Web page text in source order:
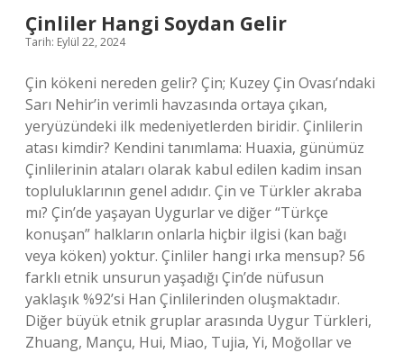
Çinliler Hangi Soydan Gelir
Tarih: Eylül 22, 2024
Çin kökeni nereden gelir? Çin; Kuzey Çin Ovası’ndaki
Sarı Nehir’in verimli havzasında ortaya çıkan,
yeryüzündeki ilk medeniyetlerden biridir. Çinlilerin
atası kimdir? Kendini tanımlama: Huaxia, günümüz
Çinlilerinin ataları olarak kabul edilen kadim insan
topluluklarının genel adıdır. Çin ve Türkler akraba
mı? Çin’de yaşayan Uygurlar ve diğer “Türkçe
konuşan” halkların onlarla hiçbir ilgisi (kan bağı
veya köken) yoktur. Çinliler hangi ırka mensup? 56
farklı etnik unsurun yaşadığı Çin’de nüfusun
yaklaşık %92’si Han Çinlilerinden oluşmaktadır.
Diğer büyük etnik gruplar arasında Uygur Türkleri,
Zhuang, Mançu, Hui, Miao, Tujia, Yi, Moğollar ve